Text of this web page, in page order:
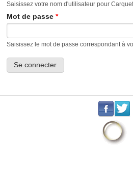
Saisissez votre nom d'utilisateur pour
Mot de passe *
Saisissez le mot de passe correspondant à
. .